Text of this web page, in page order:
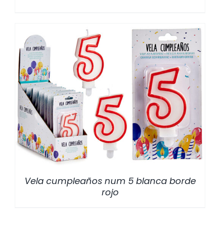
/ DETALLES
Vela cumpleaños num 5 blanca borde
rojo